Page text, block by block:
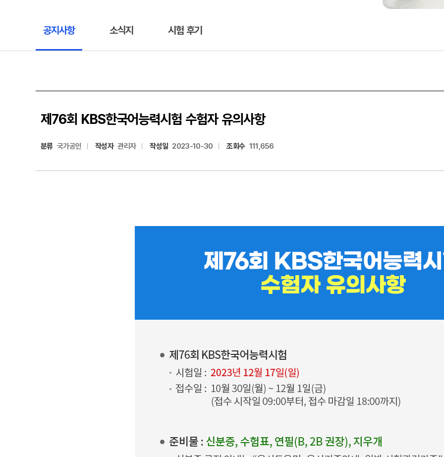
공지사항 소식지 시험 후기
제76회 KBS한국어능력시험 수험자 유의사항
분류 국가공인 작성자 관리자 작성일 2023-10-30 조회수 111,656